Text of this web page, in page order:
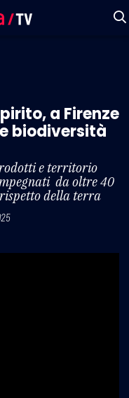
a Firenze
biodiversità
e territorio
da oltre 40
della terra